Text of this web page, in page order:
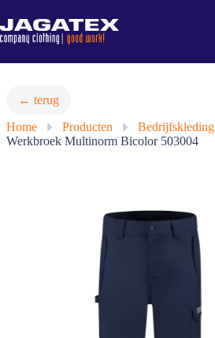
naar
de
inhoud
← terug
Home
» Producten » Bedrijfskleding
Werkbroek Multinorm Bicolor 503004